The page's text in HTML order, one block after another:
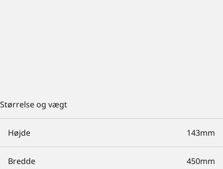
Størrelse og vægt
Højde 143mm
Bredde 450mm